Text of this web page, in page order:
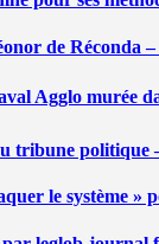
de Réconda
Agglo murée
tribune politique
le système »